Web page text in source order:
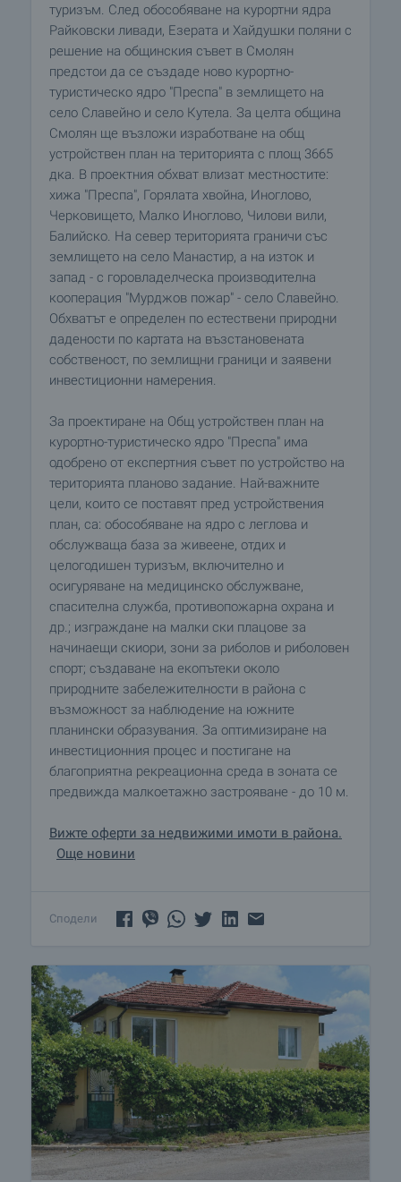
туризъм. След обособяване на курортни ядра
Райковски ливади, Езерата и Хайдушки поляни с
решение на общинския съвет в Смолян
предстои да се създаде ново курортно-
туристическо ядро "Преспа" в землището на
село Славейно и село Кутела. За целта община
Смолян ще възложи изработване на общ
устройствен план на територията с площ 3665
дка. В проектния обхват влизат местностите:
хижа "Преспа", Горялата хвойна, Иноглово,
Черковището, Малко Иноглово, Чилови вили,
Балийско. На север територията граничи със
землището на село Манастир, а на изток и
запад - с горовладелческа производителна
кооперация "Мурджов пожар" - село Славейно.
Обхватът е определен по естествени природни
дадености по картата на възстановената
собственост, по землищни граници и заявени
инвестиционни намерения.
За проектиране на Общ устройствен план на
курортно-туристическо ядро "Преспа" има
одобрено от експертния съвет по устройство на
територията планово задание. Най-важните
цели, които се поставят пред устройствения
план, са: обособяване на ядро с леглова и
обслужваща база за живеене, отдих и
целогодишен туризъм, включително и
осигуряване на медицинско обслужване,
спасителна служба, противопожарна охрана и
др.; изграждане на малки ски плацове за
начинаещи скиори, зони за риболов и риболовен
спорт; създаване на екопътеки около
природните забележителности в района с
възможност за наблюдение на южните
планински образувания. За оптимизиране на
инвестиционния процес и постигане на
благоприятна рекреационна среда в зоната се
предвижда малкоетажно застрояване - до 10 м.
Вижте оферти за недвижими имоти в района.
Още новини
Сподели